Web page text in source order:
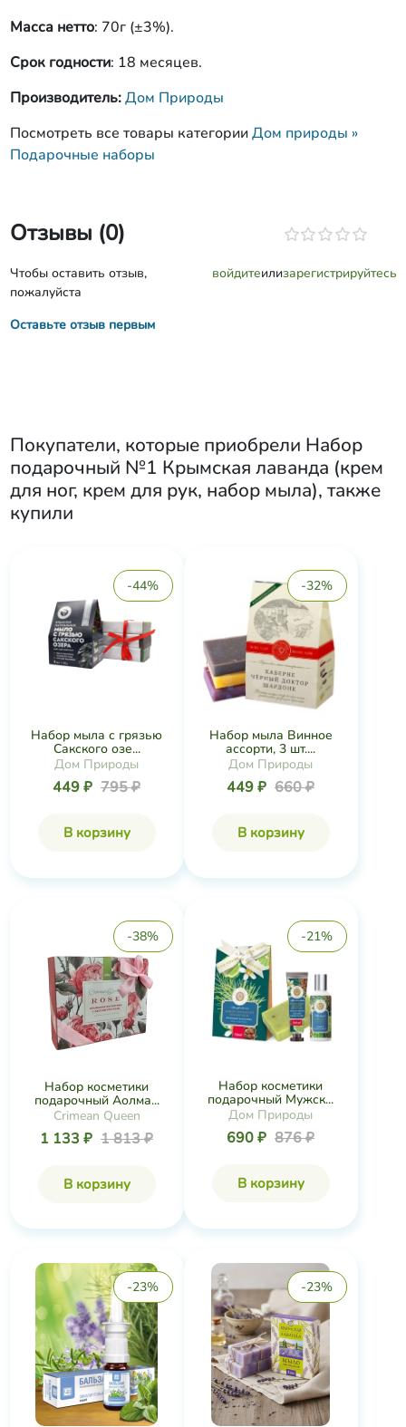
Масса нетто: 70г (±3%).
Срок годности: 18 месяцев.
Производитель:Дом Природы
Посмотреть все товары категорииДом природы »
Подарочные наборы
Отзывы (0)
Чтобы оставить отзыв,
пожалуйста
войдитеилизарегистрируйтесь
Оставьте отзыв первым
Покупатели, которые приобрели Набор
подарочный №1 Крымская лаванда (крем
для ног, крем для рук, набор мыла), также
купили
-44%
Набор мыла с грязью
Сакского озе...
Дом Природы
449 ₽ 795 ₽
В корзину
-32%
Набор мыла Винное
ассорти, 3 шт....
Дом Природы
449 ₽ 660 ₽
В корзину
-38%
Набор косметики
подарочный Аолма...
Crimean Queen
1 133 ₽ 1 813 ₽
В корзину
-21%
Набор косметики
подарочный Мужск...
Дом Природы
690 ₽ 876 ₽
В корзину
-23% -23%